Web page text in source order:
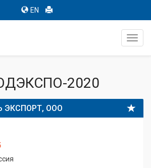
EN
2020
ЭКСПОРТ, ООО